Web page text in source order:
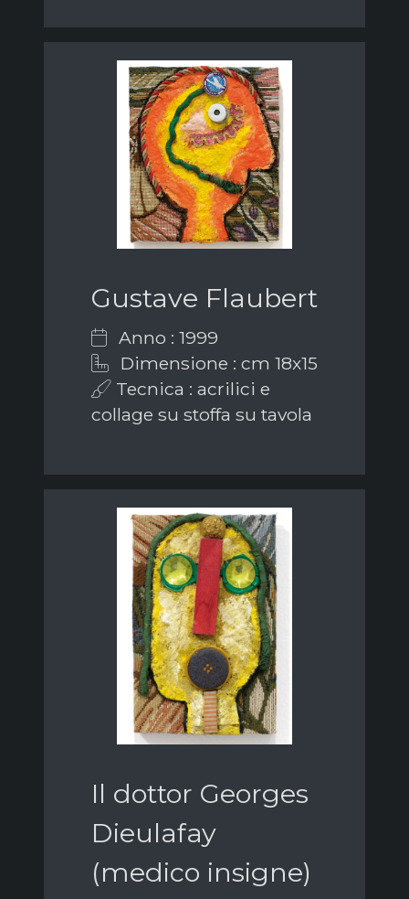
Gustave Flaubert
Anno : 1999
Dimensione : cm 18x15
Tecnica : acrilici e
collage su stoffa su tavola
Il dottor Georges
Dieulafay
(medico insigne)